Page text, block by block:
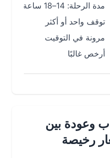
14–18 ساعة
واحد أو أكثر
في التوقيت
غالبًا
بين